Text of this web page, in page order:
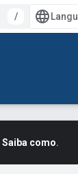
/
Saiba como.